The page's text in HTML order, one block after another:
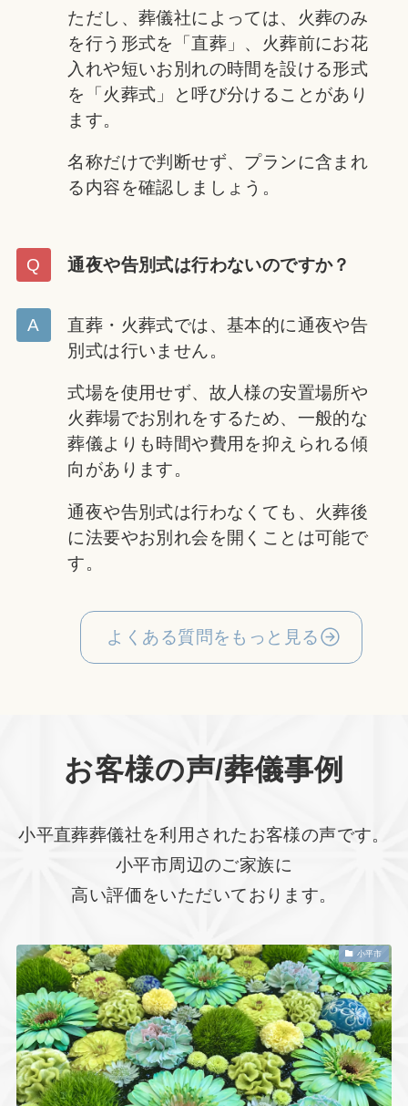
ただし、葬儀社によっては、火葬のみ
を行う形式を「直葬」、火葬前にお花
入れや短いお別れの時間を設ける形式
を「火葬式」と呼び分けることがあり
ます。
名称だけで判断せず、プランに含まれ
る内容を確認しましょう。
通夜や告別式は行わないのですか？
直葬・火葬式では、基本的に通夜や告
別式は行いません。
式場を使用せず、故人様の安置場所や
火葬場でお別れをするため、一般的な
葬儀よりも時間や費用を抑えられる傾
向があります。
通夜や告別式は行わなくても、火葬後
に法要やお別れ会を開くことは可能で
す。
よくある質問をもっと見る
お客様の声/葬儀事例
小平直葬葬儀社を利用されたお客様の声です。
小平市周辺のご家族に
高い評価をいただいております。
小平市